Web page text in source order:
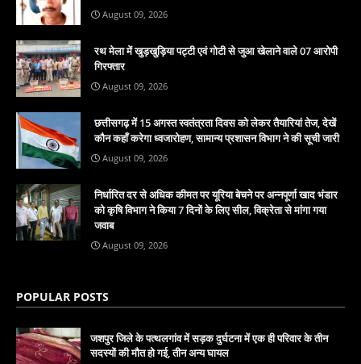
August 09, 2026
रथ मेला में खुड़खुड़िया पट्टी एवं गोटी से जुआ खेलाने वाले 07 आरोपी
गिरफ्तार
August 09, 2026
छत्तीसगढ़ में 15 अगस्त स्वतंत्रता दिवस को लेकर तैयारियां तेज, देखें
कौन कहाँ करेगा ध्वजारोहण, सामान्य प्रशासन विभाग ने की सूची जारी
August 09, 2026
निर्धारित दर से अधिक कीमत पर यूरिया बेचने पर अन्नपूर्णा खाद भंडार
को कृषि विभाग ने किया 7 दिनों के लिए सील, विक्रेता से मांगा गया
जवाब
August 09, 2026
POPULAR POSTS
जशपुर जिले के पत्थलगांव में सड़क दुर्घटना में एक ही परिवार के तीन
सदस्यों की मौत हो गई, तीन अन्य घायल